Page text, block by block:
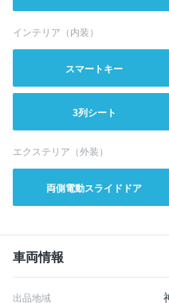
インテリア（内装）
スマートキー
3列シート
エクステリア（外装）
両側電動スライドドア
車両情報
出品地域